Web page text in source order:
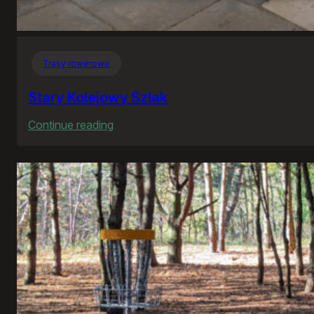
Trasy rowerowe
Stary Kolejowy Szlak
Continue reading
Kolejowy
Szlak